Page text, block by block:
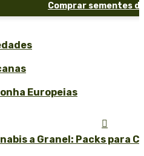
Comprar sementes
Europeias
a Granel: Packs para
